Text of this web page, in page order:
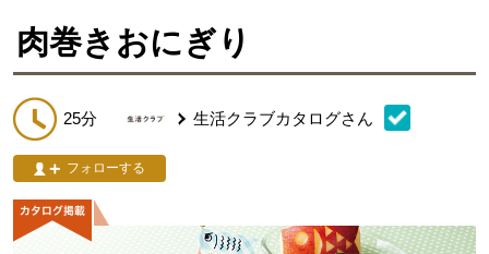
肉巻きおにぎり
25分 生活クラブカタログさん
フォローする